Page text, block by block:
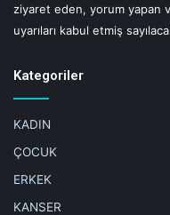
ziyaret eden, yorum yapan
uyarıları kabul etmiş
Kategoriler
KADIN
ÇOCUK
ERKEK
KANSER